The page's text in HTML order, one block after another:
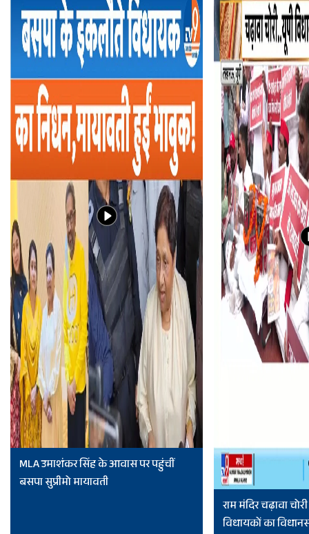
MLA उमाशंकर सिंह के आवास पर पहुंचीं
बसपा सुप्रीमो मायावती
राम मंदिर चढ़ावा
विधायकों का